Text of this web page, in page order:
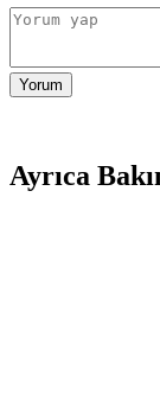
Yorum
Ayrıca